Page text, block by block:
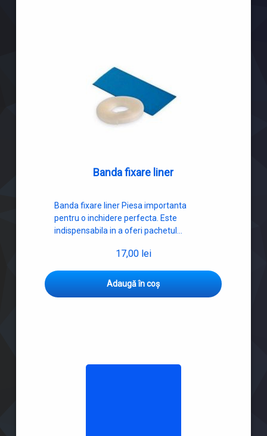
Banda fixare liner
Banda fixare liner Piesa importanta
pentru o inchidere perfecta. Este
indispensabila in a oferi pachetul…
17,00 lei
Adaugă în coș